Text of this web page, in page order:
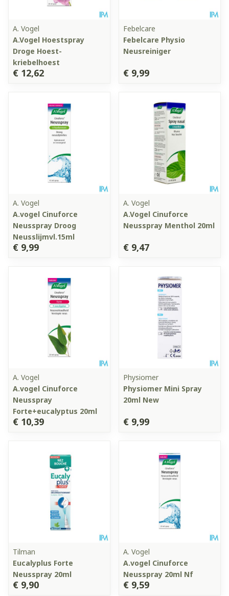
A. Vogel
A.Vogel Hoestspray
Droge Hoest-
kriebelhoest
€ 12,62
Febelcare
Febelcare Physio
Neusreiniger
€ 9,99
A. Vogel
A.vogel Cinuforce
Neusspray Droog
Neusslijmvl.15ml
€ 9,99
A. Vogel
A.Vogel Cinuforce
Neusspray Menthol 20ml
€ 9,47
A. Vogel
A.vogel Cinuforce
Neusspray
Forte+eucalyptus 20ml
€ 10,39
Physiomer
Physiomer Mini Spray
20ml New
€ 9,99
Tilman
Eucalyplus Forte
Neusspray 20ml
€ 9,90
A. Vogel
A.vogel Cinuforce
Neusspray 20ml Nf
€ 9,59